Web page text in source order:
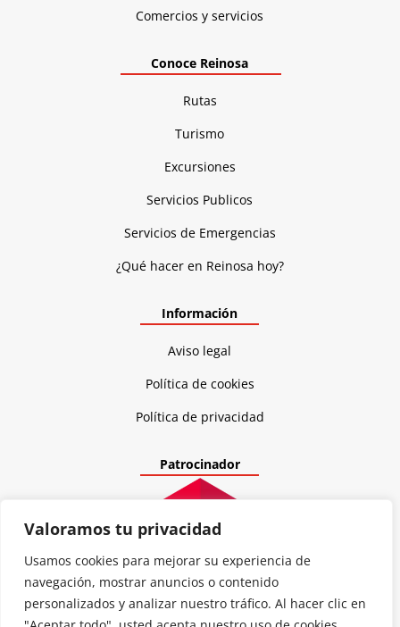
Valoramos tu privacidad
Usamos cookies para mejorar su experiencia de
navegación, mostrar anuncios o contenido
personalizados y analizar nuestro tráfico. Al hacer clic en
Comercios y servicios
Conoce Reinosa
Rutas
Turismo
Excursiones
Servicios Publicos
Servicios de Emergencias
¿Qué hacer en Reinosa hoy?
Información
Aviso legal
Política de cookies
Política de privacidad
Patrocinador